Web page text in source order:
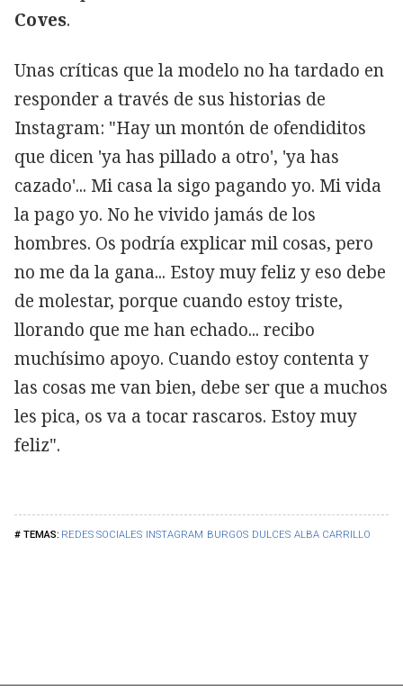
REDES SOCIALES INSTAGRAM BURGOS DULCES ALBA CARRILLO
Coves.
Unas críticas que la modelo no ha tardado en
responder a través de sus historias de
Instagram: "Hay un montón de ofendiditos
que dicen 'ya has pillado a otro', 'ya has
cazado'... Mi casa la sigo pagando yo. Mi vida
la pago yo. No he vivido jamás de los
hombres. Os podría explicar mil cosas, pero
no me da la gana... Estoy muy feliz y eso debe
de molestar, porque cuando estoy triste,
llorando que me han echado... recibo
muchísimo apoyo. Cuando estoy contenta y
las cosas me van bien, debe ser que a muchos
les pica, os va a tocar rascaros. Estoy muy
feliz".